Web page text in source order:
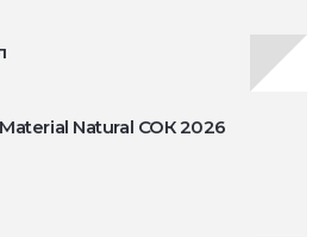
Natural СОК 2026